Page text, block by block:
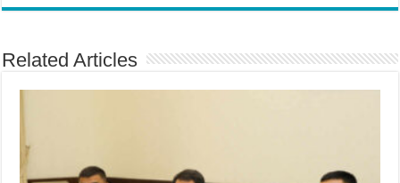
Related Articles